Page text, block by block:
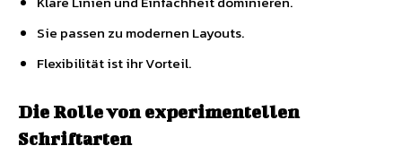
Sie passen zu modernen Layouts.
Flexibilität ist ihr Vorteil.
Die Rolle von experimentellen
Schriftarten